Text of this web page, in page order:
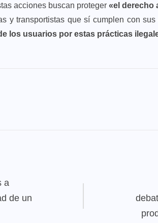
acciones buscan proteger «el derecho
y transportistas que sí cumplen con
los usuarios por estas prácticas
a
de un